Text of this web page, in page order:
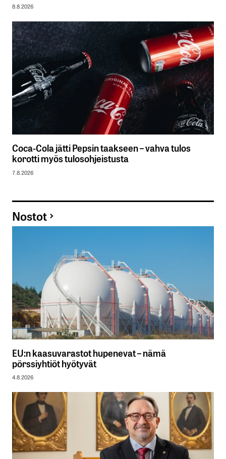
8.8.2026
Coca-Cola jätti Pepsin taakseen – vahva tulos
korotti myös tulosohjeistusta
7.8.2026
Nostot
EU:n kaasuvarastot hupenevat – nämä
pörssiyhtiöt hyötyvät
4.8.2026